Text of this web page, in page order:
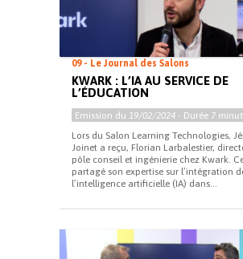
09 - Le Journal des Salons
KWARK : L’IA AU SERVICE DE
L’ÉDUCATION
Emission du 19/02/2024 - Durée 7
Lors du Salon Learning Technologies,
Joinet a reçu, Florian Larbalestier,
pôle conseil et ingénierie chez Kwark.
partagé son expertise sur l’intégration
l’intelligence artificielle (IA) dans...